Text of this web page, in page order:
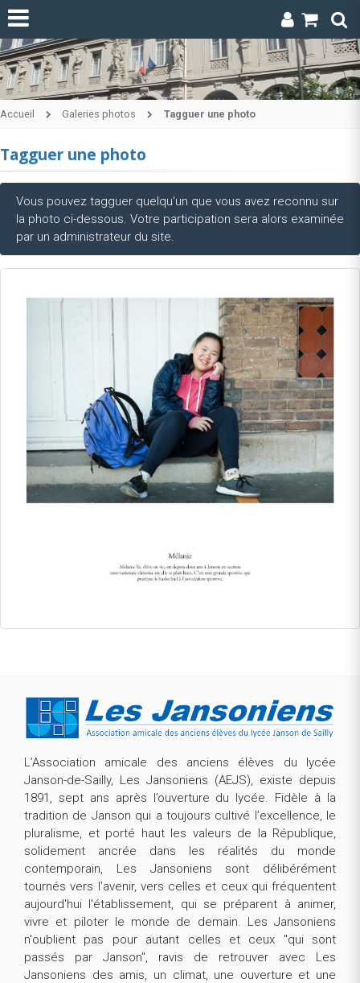
Accueil Galeries photos Tagguer une photo
Tagguer une photo
Vous pouvez tagguer quelqu'un que vous avez reconnu sur
la photo ci-dessous. Votre participation sera alors examinée
par un administrateur du site.
L’Association amicale des anciens élèves du lycée
Janson-de-Sailly, Les Jansoniens (AEJS), existe depuis
1891, sept ans après l’ouverture du lycée. Fidèle à la
tradition de Janson qui a toujours cultivé l’excellence, le
pluralisme, et porté haut les valeurs de la République,
solidement ancrée dans les réalités du monde
contemporain, Les Jansoniens sont délibérément
tournés vers l’avenir, vers celles et ceux qui fréquentent
aujourd'hui l'établissement, qui se préparent à animer,
vivre et piloter le monde de demain. Les Jansoniens
n'oublient pas pour autant celles et ceux "qui sont
passés par Janson", ravis de retrouver avec Les
Jansoniens des amis, un climat, une ouverture et une